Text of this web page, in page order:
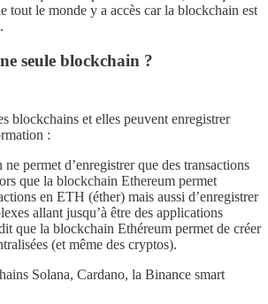
tout le monde y a accès car la blockchain est
seule blockchain ?
blockchains et elles peuvent enregistrer
:
permet d’enregistrer que des transactions
que la blockchain Ethereum permet
en ETH (éther) mais aussi d’enregistrer
allant jusqu’à être des applications
que la blockchain Ethéreum permet de créer
(et même des cryptos).
Solana, Cardano, la Binance smart